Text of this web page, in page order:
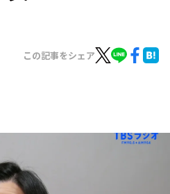
この記事をシェア